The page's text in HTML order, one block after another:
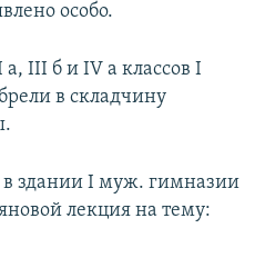
особо.
III б и IV а классов I
в складчину
в здании I муж. гимназии
лекция на тему: